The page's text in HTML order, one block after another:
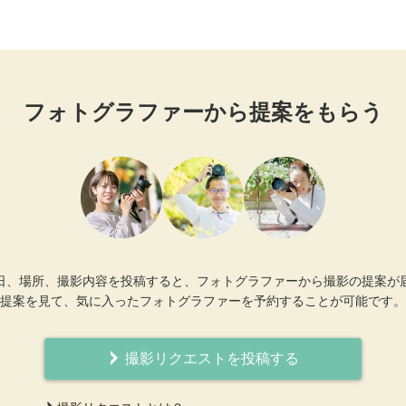
フォトグラファーから提案をもらう
、場所、撮影内容を投稿すると、フォトグラファーから撮影の提案が
提案を見て、気に入ったフォトグラファーを予約することが可能です。
撮影リクエストを投稿する